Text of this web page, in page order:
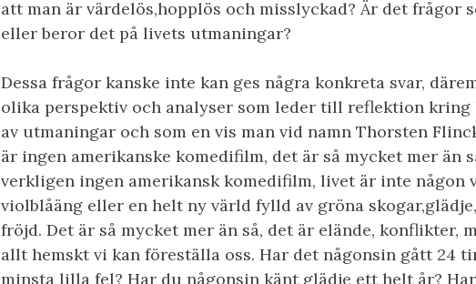
att man är värdelös,hopplös och misslyckad? Är det frågor
eller beror det på livets utmaningar?
Dessa frågor kanske inte kan ges några konkreta svar,
olika perspektiv och analyser som leder till reflektion
av utmaningar och som en vis man vid namn Thorsten
är ingen amerikanske komedifilm, det är så mycket mer än
verkligen ingen amerikansk komedifilm, livet är inte någon
violblåäng eller en helt ny värld fylld av gröna
fröjd. Det är så mycket mer än så, det är elände, konflikter,
allt hemskt vi kan föreställa oss. Har det någonsin gått 24
minsta lilla fel? Har du någonsin känt glädje ett helt år?